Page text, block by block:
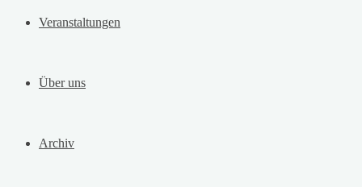
Veranstaltungen
Über uns
Archiv